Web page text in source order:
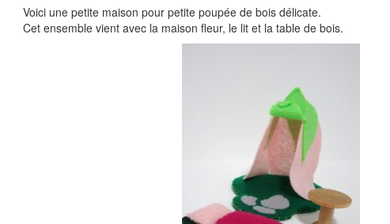
Voici une petite maison pour petite poupée de bois délicate.
Cet ensemble vient avec la maison fleur, le lit et la table de bois.